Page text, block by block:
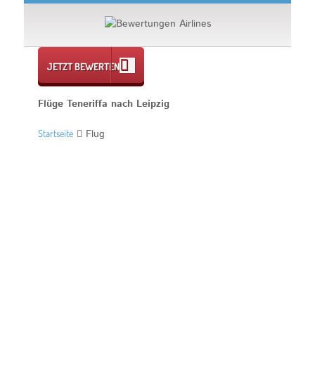
JETZT BEWERTEN
Flüge Teneriffa nach Leipzig
Startseite Flug